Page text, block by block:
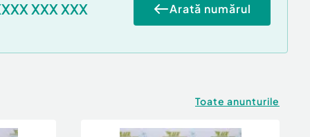
XXX XXX Arată numărul
Toate anunturile